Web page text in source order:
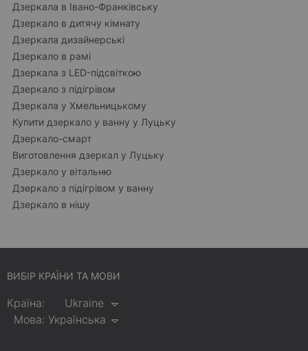
Дзеркала в Івано-Франківську
Дзеркало в дитячу кімнату
Дзеркала дизайнерські
Дзеркало в рамі
Дзеркала з LED-підсвіткою
Дзеркало з підігрівом
Дзеркала у Хмельницькому
Купити дзеркало у ванну у Луцьку
Дзеркало-смарт
Виготовлення дзеркал у Луцьку
Дзеркало у вітальню
Дзеркало з підігрівом у ванну
Дзеркало в нішу
ВИБІР КРАЇНИ ТА МОВИ
Країна:
Ukraine
Мова: Українська